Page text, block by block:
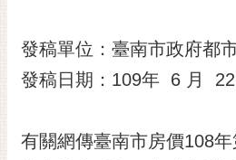
市府團隊
主題服務
市政資訊
發稿單位：臺南市政府都
發稿日期：109年 6 月
有關網傳臺南市房價108